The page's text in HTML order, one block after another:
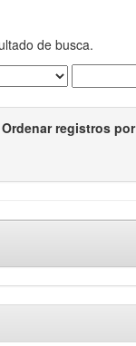
de busca.
Ordenar registros por